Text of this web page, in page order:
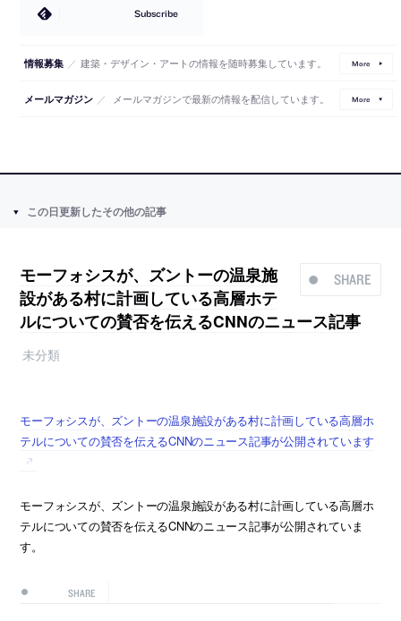
Subscribe
情報募集 ／ 建築・デザイン・アートの情報を随時募集しています。 More
メールマガジン ／ メールマガジンで最新の情報を配信しています。 More
この日更新したその他の記事
SHARE
モーフォシスが、ズントーの温泉施
設がある村に計画している高層ホテ
ルについての賛否を伝えるCNNのニュース記事
未分類
モーフォシスが、ズントーの温泉施設がある村に計画している高層ホ
テルについての賛否を伝えるCNNのニュース記事が公開されています
モーフォシスが、ズントーの温泉施設がある村に計画している高層ホ
テルについての賛否を伝えるCNNのニュース記事が公開されていま
す。
SHARE